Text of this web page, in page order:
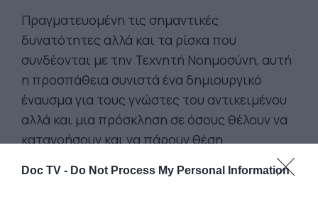
Doc TV - Do Not Process My Personal Information
Πραγματευομένη τις σημαντικές
δυνατότητες αλλά και τα ρίσκα που
συνδέονται με την Τεχνητή Νοημοσύνη, αυτή
η προσπάθεια συνιστά ένα δημιουργικό
έναυσμα για τους γνώστες του αντικειμένου
αλλά και μια πρόσκληση σε όσους θέλουν να
κατανοήσουν και να πάρουν θέση.
Η J. Schneider -με διδακτορικό στα